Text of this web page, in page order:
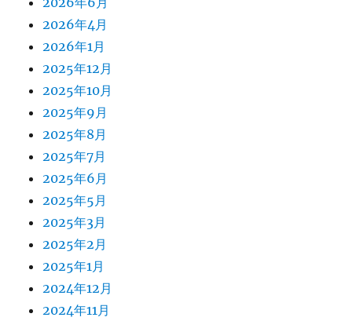
2026年4月
2026年1月
2025年12月
2025年10月
2025年9月
2025年8月
2025年7月
2025年6月
2025年5月
2025年3月
2025年2月
2025年1月
2024年12月
2024年11月